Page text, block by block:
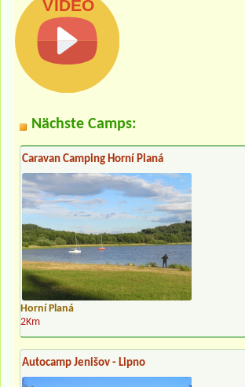
Nächste Camps:
Caravan Camping Horní Planá
Horní Planá
2Km
Autocamp Jenišov - Lipno